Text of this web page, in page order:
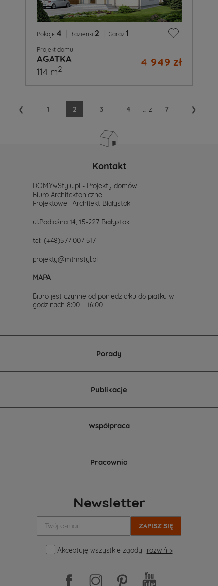
Pokoje 4 Łazienki 2 Garaż 1
Projekt domu
AGATKA 4 949 zł
114 m2
❮ 1 2 3 4 ... z 7 ❯
Kontakt
DOMYwStylu.pl - Projekty domów |
Biuro Architektoniczne |
Projektowe | Architekt Białystok
ul.Podleśna 14, 15-227 Białystok
tel: (+48)577 007 517
projekty@mtmstyl.pl
MAPA
Biuro jest czynne od poniedziałku do piątku w
godzinach 8:00 – 16:00
Porady
Publikacje
Współpraca
Pracownia
Newsletter
mail:
Akceptuję wszystkie zgody
rozwiń >